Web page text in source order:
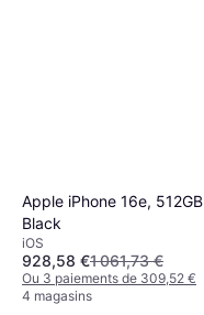
Apple iPhone 16e, 512GB
Black
iOS
928,58 €1 061,73 €
Ou 3 paiements de 309,52 €
4 magasins